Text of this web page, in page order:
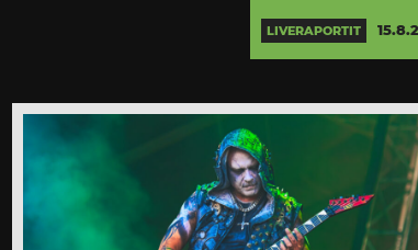
LIVERAPORTIT